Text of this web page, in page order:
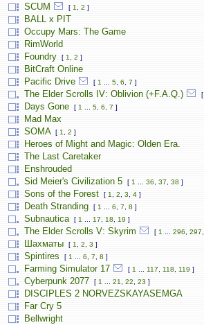
SCUM
[ 1 2 ]
BALL x PIT
Occupy Mars: The Game
RimWorld
Foundry
[ 1 2 ]
BitCraft Online
Pacific Drive
[ 1 5 6 7 ]
The Elder Scrolls IV: Oblivion (+F.A.Q.) [
Days Gone [ 1 5 6 7 ]
Mad Max
SOMA
[ 1 2 ]
Heroes of Might and Magic: Olden Era.
The Last Caretaker
Enshrouded
Sid Meier's Civilization 5
[ 1 36 37 38 ]
Sons of the Forest [ 1 2 3 4 ]
Death Stranding [ 1 6 7 8 ]
Subnautica [ 1 17 18 19 ]
The Elder Scrolls V: Skyrim [ 1 296 297
Шахматы [ 1 2 3 ]
Spintires [ 1 6 7 8 ]
Farming Simulator 17 [ 1 117 118 119 ]
Cyberpunk 2077 [ 1 21 22 23 ]
DISCIPLES 2 NORVEZSKAYASEMGA
Far Cry 5
Bellwright